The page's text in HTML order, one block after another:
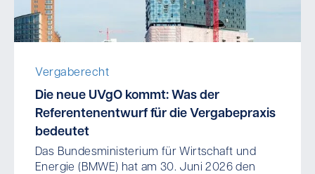
Vergaberecht
Die neue UVgO kommt: Was der
Referentenentwurf für die Vergabepraxis
bedeutet
Das Bundesministerium für Wirtschaft und
Energie (BMWE) hat am 30. Juni 2026 den